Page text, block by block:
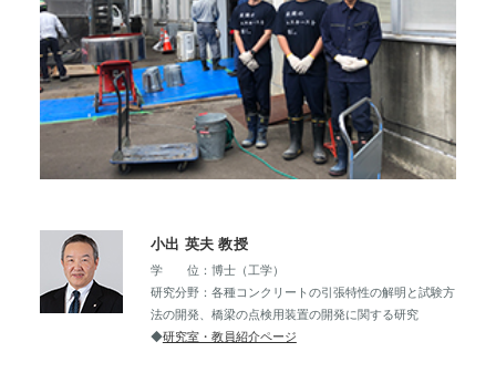
小出 英夫 教授
学 位：博士（工学）
研究分野：各種コンクリートの引張特性の解明と試験方
法の開発、橋梁の点検用装置の開発に関する研究
◆研究室・教員紹介ページ